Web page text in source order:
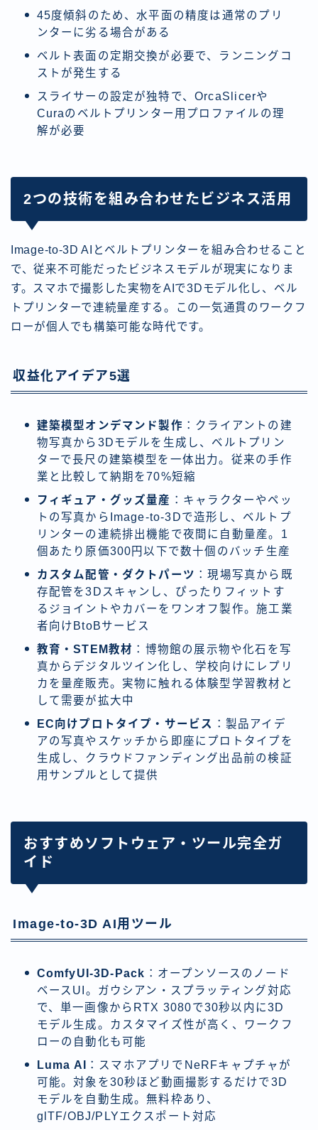
45度傾斜のため、水平面の精度は通常のプリ
ンターに劣る場合がある
ベルト表面の定期交換が必要で、ランニングコ
ストが発生する
スライサーの設定が独特で、OrcaSlicerや
Curaのベルトプリンター用プロファイルの理
解が必要
2つの技術を組み合わせたビジネス活用
Image-to-3D AIとベルトプリンターを組み合わせること
で、従来不可能だったビジネスモデルが現実になりま
す。スマホで撮影した実物をAIで3Dモデル化し、ベル
トプリンターで連続量産する。この一気通貫のワークフ
ローが個人でも構築可能な時代です。
収益化アイデア5選
建築模型オンデマンド製作 ：クライアントの建
物写真から3Dモデルを生成し、ベルトプリン
ターで長尺の建築模型を一体出力。従来の手作
業と比較して納期を70%短縮
フィギュア・グッズ量産 ：キャラクターやペッ
トの写真からImage-to-3Dで造形し、ベルトプ
リンターの連続排出機能で夜間に自動量産。1
個あたり原価300円以下で数十個のバッチ生産
カスタム配管・ダクトパーツ ：現場写真から既
存配管を3Dスキャンし、ぴったりフィットす
るジョイントやカバーをワンオフ製作。施工業
者向けBtoBサービス
教育・STEM教材 ：博物館の展示物や化石を写
真からデジタルツイン化し、学校向けにレプリ
カを量産販売。実物に触れる体験型学習教材と
して需要が拡大中
EC向けプロトタイプ・サービス ：製品アイデ
アの写真やスケッチから即座にプロトタイプを
生成し、クラウドファンディング出品前の検証
用サンプルとして提供
おすすめソフトウェア・ツール完全ガ
イド
Image-to-3D AI用ツール
ComfyUI-3D-Pack ：オープンソースのノード
ベースUI。ガウシアン・スプラッティング対応
で、単一画像からRTX 3080で30秒以内に3D
モデル生成。カスタマイズ性が高く、ワークフ
ローの自動化も可能
Luma AI
：スマホアプリでNeRFキャプチャが
可能。対象を30秒ほど動画撮影するだけで3D
モデルを自動生成。無料枠あり、
glTF/OBJ/PLYエクスポート対応